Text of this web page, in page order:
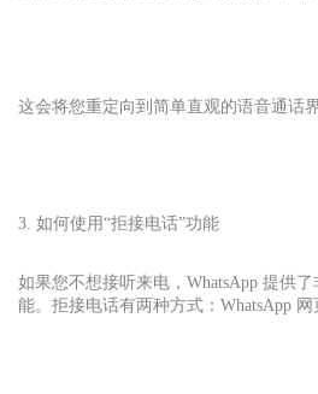
这会将您重定向到简单直观的语音通话界
3. 如何使用“拒接电话”功能
如果您不想接听来电，WhatsApp 提供
能。拒接电话有两种方式： WhatsApp 网